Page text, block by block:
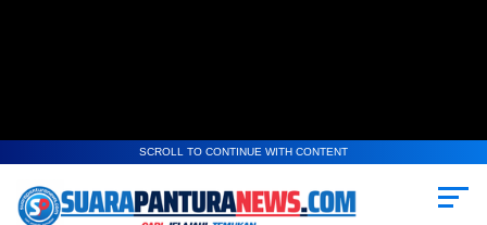
SCROLL TO CONTINUE WITH CONTENT